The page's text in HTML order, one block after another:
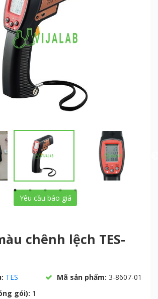
Yêu cầu báo giá
chênh lệch TES-
TES Mã sản phẩm: 3-8607-01
gói): 1